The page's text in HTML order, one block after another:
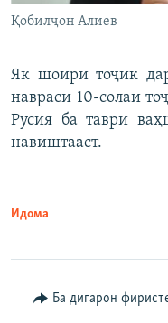
Қобилҷон Алиев
Як шоири тоҷик
навраси 10-солаи
Русия ба таври
навиштааст.
Идома
Ба дигарон